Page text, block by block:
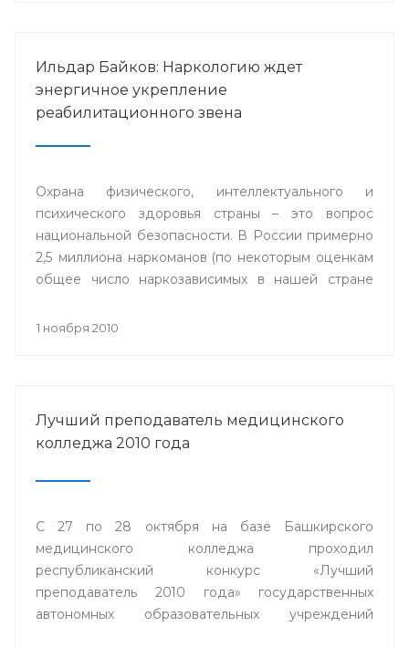
Ильдар Байков: Наркологию ждет
энергичное укрепление
реабилитационного звена
Охрана физического, интеллектуального и
психического здоровья страны – это вопрос
национальной безопасности. В России примерно
2,5 миллиона наркоманов (по некоторым оценкам
общее число наркозависимых в нашей стране
1 ноября 2010
Лучший преподаватель медицинского
колледжа 2010 года
С 27 по 28 октября на базе Башкирского
медицинского колледжа проходил
республиканский конкурс «Лучший
преподаватель 2010 года» государственных
автономных образовательных учреждений